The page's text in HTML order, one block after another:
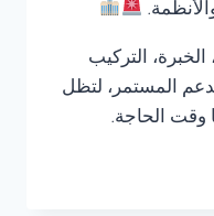
التركيب
المستمر، لتظل
وقت الحاجة.